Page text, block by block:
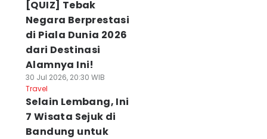
[QUIZ] Tebak
Negara Berprestasi
di Piala Dunia 2026
dari Destinasi
Alamnya Ini!
30 Jul 2026, 20:30 WIB
Travel
Selain Lembang, Ini
7 Wisata Sejuk di
Bandung untuk